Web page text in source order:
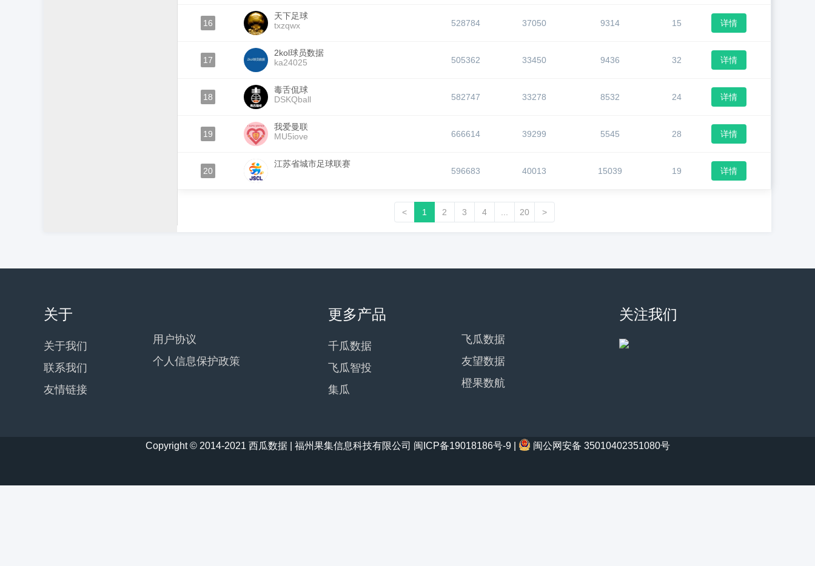
16
天下足球
txzqwx
528784 37050 9314 15 详情
17
2kol球员数据
ka24025
505362 33450 9436 32 详情
18
毒舌侃球
DSKQball
582747 33278 8532 24 详情
19
我爱曼联
MU5iove
666614 39299 5545 28 详情
20
江苏省城市足球联赛
596683 40013 15039 19 详情
< 1 2 3 4 20 >
关于
关于我们
联系我们
友情链接
用户协议
个人信息保护政策
更多产品
千瓜数据
飞瓜智投
集瓜
飞瓜数据
友望数据
橙果数航
关注我们
Copyright © 2014-2021 西瓜数据 | 福州果集信息科技有限公司 闽ICP备19018186号-9 闽公网安备 35010402351080号